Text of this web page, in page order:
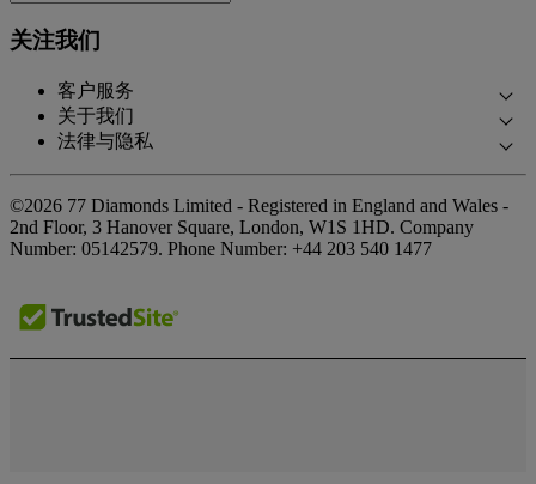
关注我们
客户服务
联系我们
常见问题
交货和退货
税费计算器
关于我们
我们的故事
我们的承诺
法律与隐私
隐私政策
Cookie政策
《条款和条件》
©2026 77 Diamonds Limited - Registered in England and Wales -
2nd Floor, 3 Hanover Square, London, W1S 1HD. Company
Number: 05142579. Phone Number: +44 203 540 1477